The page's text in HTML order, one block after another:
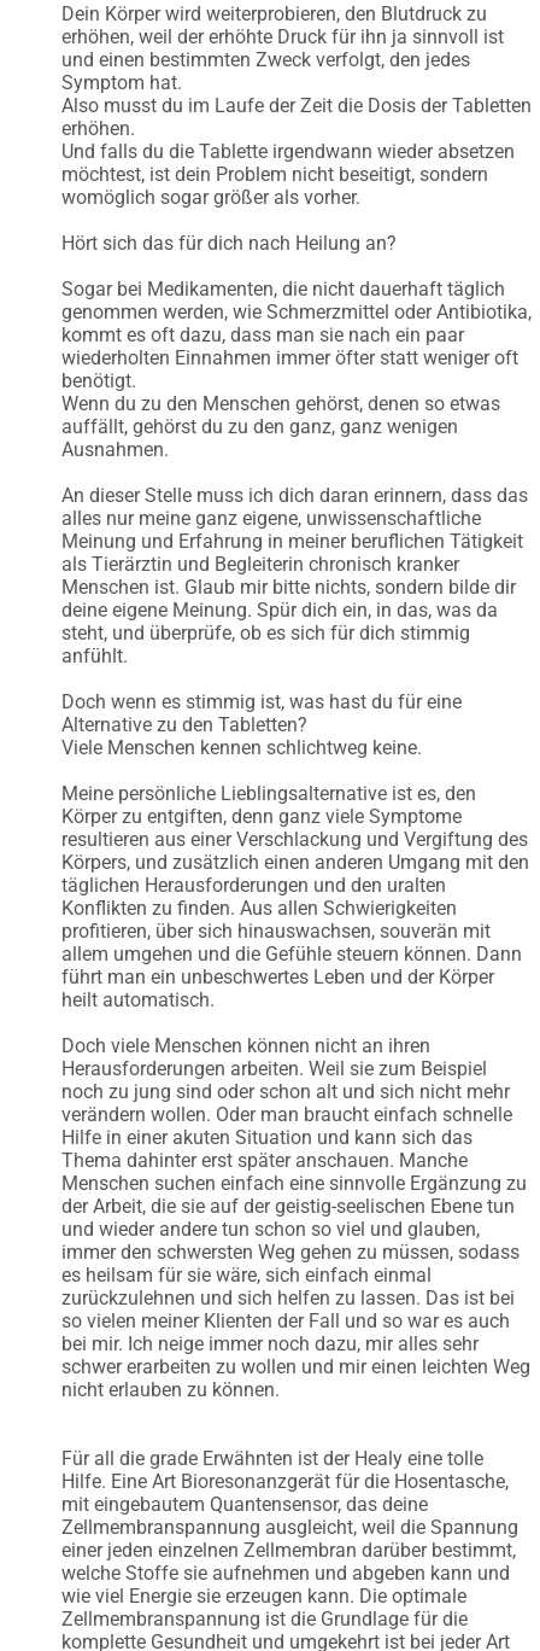
Dein Körper wird weiterprobieren, den Blutdruck zu
erhöhen, weil der erhöhte Druck für ihn ja sinnvoll ist
und einen bestimmten Zweck verfolgt, den jedes
Symptom hat.
Also musst du im Laufe der Zeit die Dosis der Tabletten
erhöhen.
Und falls du die Tablette irgendwann wieder absetzen
möchtest, ist dein Problem nicht beseitigt, sondern
womöglich sogar größer als vorher.
Hört sich das für dich nach Heilung an?
Sogar bei Medikamenten, die nicht dauerhaft täglich
genommen werden, wie Schmerzmittel oder Antibiotika,
kommt es oft dazu, dass man sie nach ein paar
wiederholten Einnahmen immer öfter statt weniger oft
benötigt.
Wenn du zu den Menschen gehörst, denen so etwas
auffällt, gehörst du zu den ganz, ganz wenigen
Ausnahmen.
An dieser Stelle muss ich dich daran erinnern, dass das
alles nur meine ganz eigene, unwissenschaftliche
Meinung und Erfahrung in meiner beruflichen Tätigkeit
als Tierärztin und Begleiterin chronisch kranker
Menschen ist. Glaub mir bitte nichts, sondern bilde dir
deine eigene Meinung. Spür dich ein, in das, was da
steht, und überprüfe, ob es sich für dich stimmig
anfühlt.
Doch wenn es stimmig ist, was hast du für eine
Alternative zu den Tabletten?
Viele Menschen kennen schlichtweg keine.
Meine persönliche Lieblingsalternative ist es, den
Körper zu entgiften, denn ganz viele Symptome
resultieren aus einer Verschlackung und Vergiftung des
Körpers, und zusätzlich einen anderen Umgang mit den
täglichen Herausforderungen und den uralten
Konflikten zu finden. Aus allen Schwierigkeiten
profitieren, über sich hinauswachsen, souverän mit
allem umgehen und die Gefühle steuern können. Dann
führt man ein unbeschwertes Leben und der Körper
heilt automatisch.
Doch viele Menschen können nicht an ihren
Herausforderungen arbeiten. Weil sie zum Beispiel
noch zu jung sind oder schon alt und sich nicht mehr
verändern wollen. Oder man braucht einfach schnelle
Hilfe in einer akuten Situation und kann sich das
Thema dahinter erst später anschauen. Manche
Menschen suchen einfach eine sinnvolle Ergänzung zu
der Arbeit, die sie auf der geistig-seelischen Ebene tun
und wieder andere tun schon so viel und glauben,
immer den schwersten Weg gehen zu müssen, sodass
es heilsam für sie wäre, sich einfach einmal
zurückzulehnen und sich helfen zu lassen. Das ist bei
so vielen meiner Klienten der Fall und so war es auch
bei mir. Ich neige immer noch dazu, mir alles sehr
schwer erarbeiten zu wollen und mir einen leichten Weg
nicht erlauben zu können.
Für all die grade Erwähnten ist der Healy eine tolle
Hilfe. Eine Art Bioresonanzgerät für die Hosentasche,
mit eingebautem Quantensensor, das deine
Zellmembranspannung ausgleicht, weil die Spannung
einer jeden einzelnen Zellmembran darüber bestimmt,
welche Stoffe sie aufnehmen und abgeben kann und
wie viel Energie sie erzeugen kann. Die optimale
Zellmembranspannung ist die Grundlage für die
komplette Gesundheit und umgekehrt ist bei jeder Art